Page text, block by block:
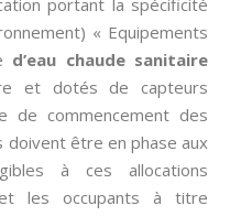
portant la spécificité
« Equipements
d’eau chaude sanitaire
et dotés de capteurs
de commencement des
être en phase aux
à ces allocations
les occupants à titre